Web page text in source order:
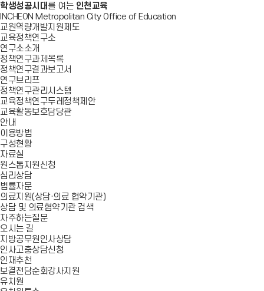
학생성공시대 를 여는 인천교육
INCHEON Metropolitan City Office of Education
교원역량개발지원제도
교육정책연구소
연구소소개
정책연구과제목록
정책연구결과보고서
연구브리프
정책연구관리시스템
교육정책연구두레정책제안
교육활동보호담당관
안내
이용방법
구성현황
자료실
원스톱지원신청
심리상담
법률자문
의료지원(상담·의료 협약기관)
상담 및 의료협약기관 검색
자주하는질문
오시는 길
지방공무원인사상담
인사고충상담신청
인재추천
보결전담순회강사지원
유치원